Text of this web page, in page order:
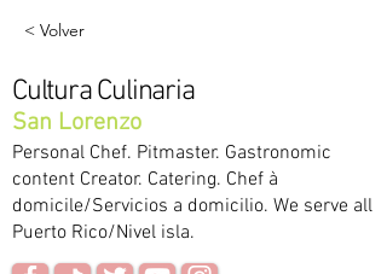
< Volver
Cultura Culinaria
San Lorenzo
Personal Chef. Pitmaster. Gastronomic
content Creator. Catering. Chef à
domicile/Servicios a domicilio. We serve all
Puerto Rico/Nivel isla.